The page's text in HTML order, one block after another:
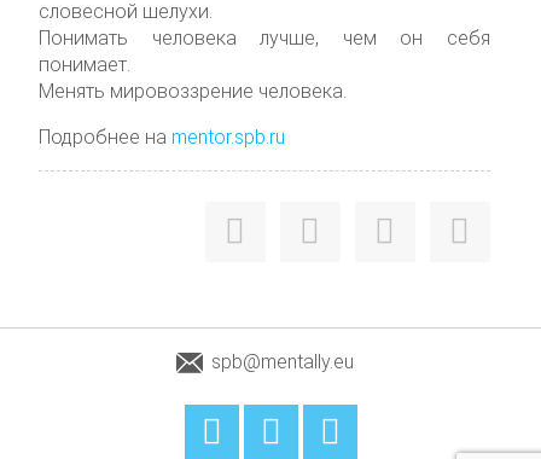
словесной шелухи.
Понимать человека лучше, чем он себя
понимает.
Менять мировоззрение человека.
Подробнее на mentor.spb.ru
spb@mentally.eu